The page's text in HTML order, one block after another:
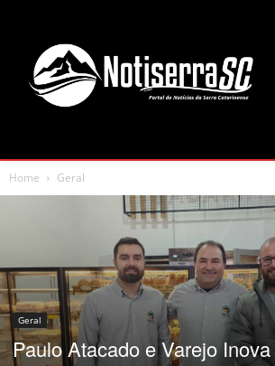
Home Geral
Geral
Paulo Atacado e Varejo